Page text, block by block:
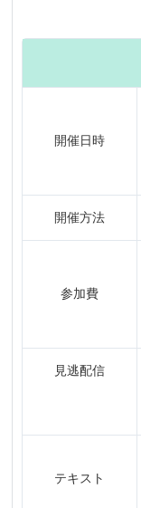
開催日時
開催方法
参加費
見逃配信
テキスト